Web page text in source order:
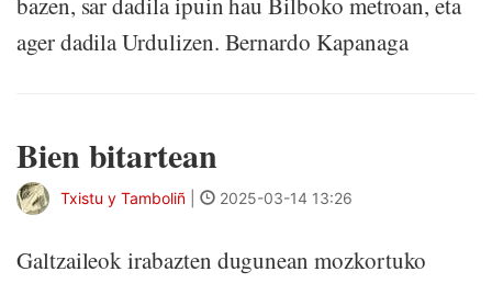
ager dadila Urdulizen. Bernardo Kapanaga
Bien bitartean
Txistu y Tamboliñ 2025-03-14 13:26
Galtzaileok irabazten dugunean mozkortuko